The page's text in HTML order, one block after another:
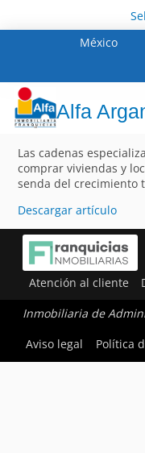
México
Alfa
Las cadenas
comprar viviendas y
senda del crecimiento
Descargar artículo
Atención al cliente
Inmobiliaria de
Aviso legal
Política